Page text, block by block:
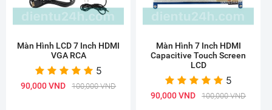
Màn Hình LCD 7 Inch HDMI
VGA RCA
5
90,000 VND 100,000 VND
Màn Hình 7 Inch HDMI
Capacitive Touch Screen
LCD
5
90,000 VND 100,000 VND